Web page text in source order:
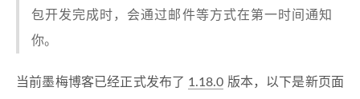
包开发完成时，会通过邮件等方式在第一时间通知
你。
当前墨梅博客已经正式发布了 1.18.0 版本，以下是新页面